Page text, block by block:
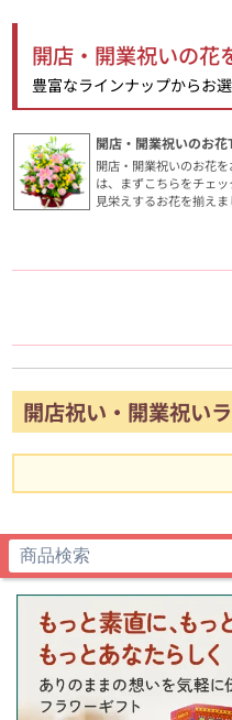
開店・開業祝いの花
豊富なラインナップからお選
開店・開業祝いのお花
開店・開業祝いのお花
は、まずこちらをチェ
見栄えするお花を揃えま
開店祝い・開業祝い